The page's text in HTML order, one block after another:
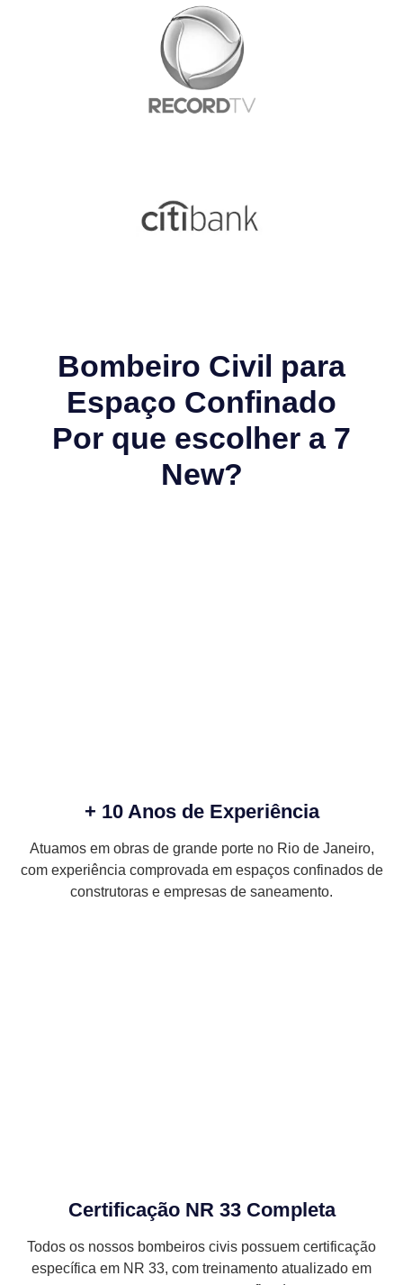
Bombeiro Civil para
Espaço Confinado
Por que escolher a 7
New?
+ 10 Anos de Experiência
Atuamos em obras de grande porte no Rio de Janeiro,
com experiência comprovada em espaços confinados de
construtoras e empresas de saneamento.
Certificação NR 33 Completa
Todos os nossos bombeiros civis possuem certificação
específica em NR 33, com treinamento atualizado em